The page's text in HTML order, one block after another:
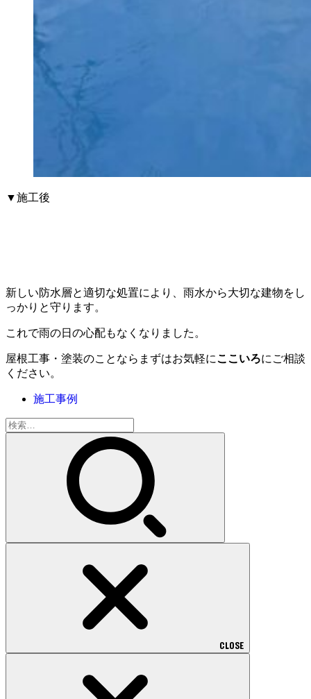
▼施工後
新しい防水層と適切な処置により、雨水から大切な建物をし
っかりと守ります。
これで雨の日の心配もなくなりました。
屋根工事・塗装のことならまずはお気軽にここいろにご相談
ください。
施工事例
検
索:
CLOSE